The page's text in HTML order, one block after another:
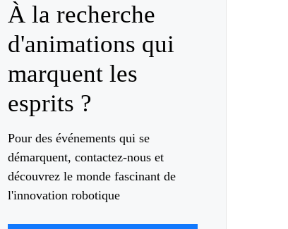
À la recherche
d'animations qui
marquent les
esprits ?
Pour des événements qui se
démarquent, contactez-nous et
découvrez le monde fascinant de
l'innovation robotique